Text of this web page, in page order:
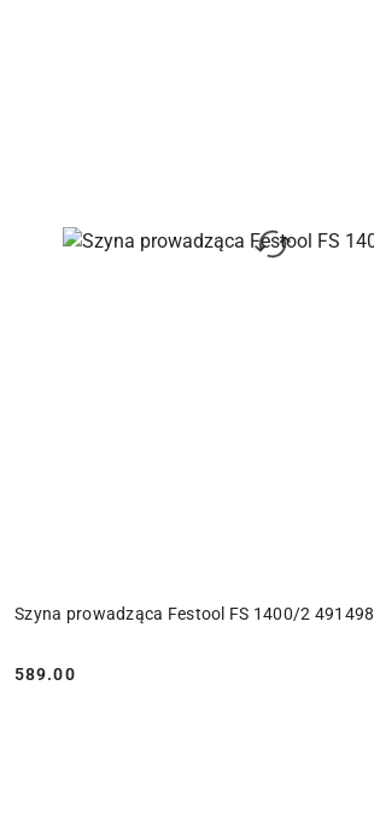
Szyna prowadząca Festool FS 1400/2 491498
Cena:
589.00